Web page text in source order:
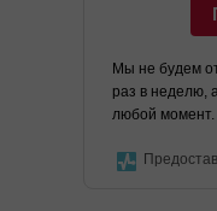
Мы не будем
раз в неделю,
любой момент.